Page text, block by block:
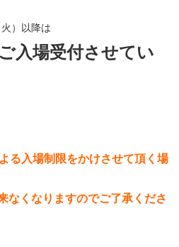
）以降は
入場受付させてい
る入場制限をかけさせて頂く場
なくなりますのでご了承くださ